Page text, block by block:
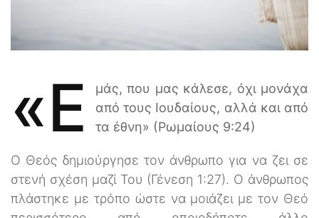
«ε
μάς, που μας κάλεσε, όχι μονάχα
από τους Ιουδαίους, αλλά και από
τα έθνη» (Ρωμαίους 9:24)
Ο Θεός δημιούργησε τον άνθρωπο για να ζει σε
στενή σχέση μαζί Του (Γένεση 1:27). Ο άνθρωπος
πλάστηκε με τρόπο ώστε να μοιάζει με τον Θεό